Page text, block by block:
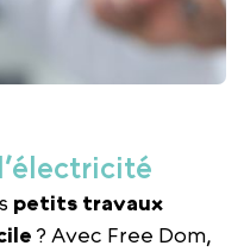
petits travaux
? Avec Free Dom,